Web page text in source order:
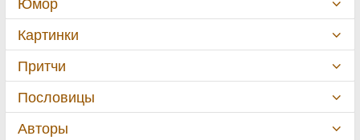
Картинки
Притчи
Пословицы
Авторы